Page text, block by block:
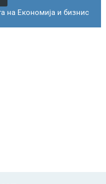
на Економија и бизнис